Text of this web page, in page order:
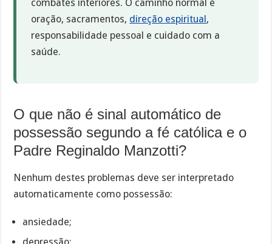
combates interiores. O caminho normal é
oração, sacramentos, direção espiritual,
responsabilidade pessoal e cuidado com a
saúde.
O que não é sinal automático de
possessão segundo a fé católica e o
Padre Reginaldo Manzotti?
Nenhum destes problemas deve ser interpretado
automaticamente como possessão:
ansiedade;